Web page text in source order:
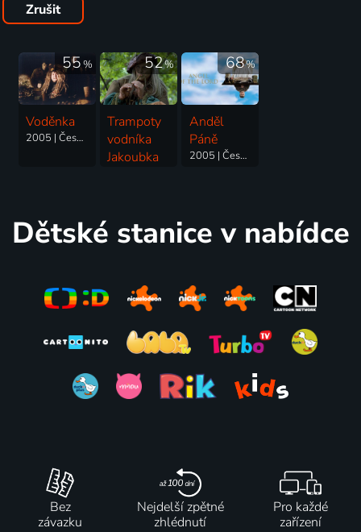
Zrušit
55%
Voděnka
2005 | Česká republika | Pohádka
52%
Trampoty
vodníka
Jakoubka
68%
Anděl
Páně
2005 | Česká republika | Pohádka
Dětské stanice v nabídce
Bez
závazku
Nejdelší zpětné
zhlédnutí
Pro každé
zařízení